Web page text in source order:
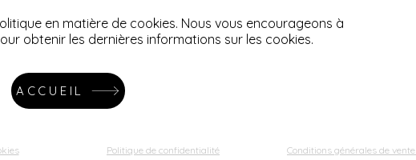
en matière de cookies. Nous vous encourageons à
obtenir les dernières informations sur les cookies.
ACCUEIL
Politique de confidentialité Conditions générales de vente